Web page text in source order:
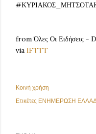
from Όλες Οι Ειδήσεις -
via IFTTT
Κοινή χρήση
Ετικέτες ΕΝΗΜΕΡΩΣΗ